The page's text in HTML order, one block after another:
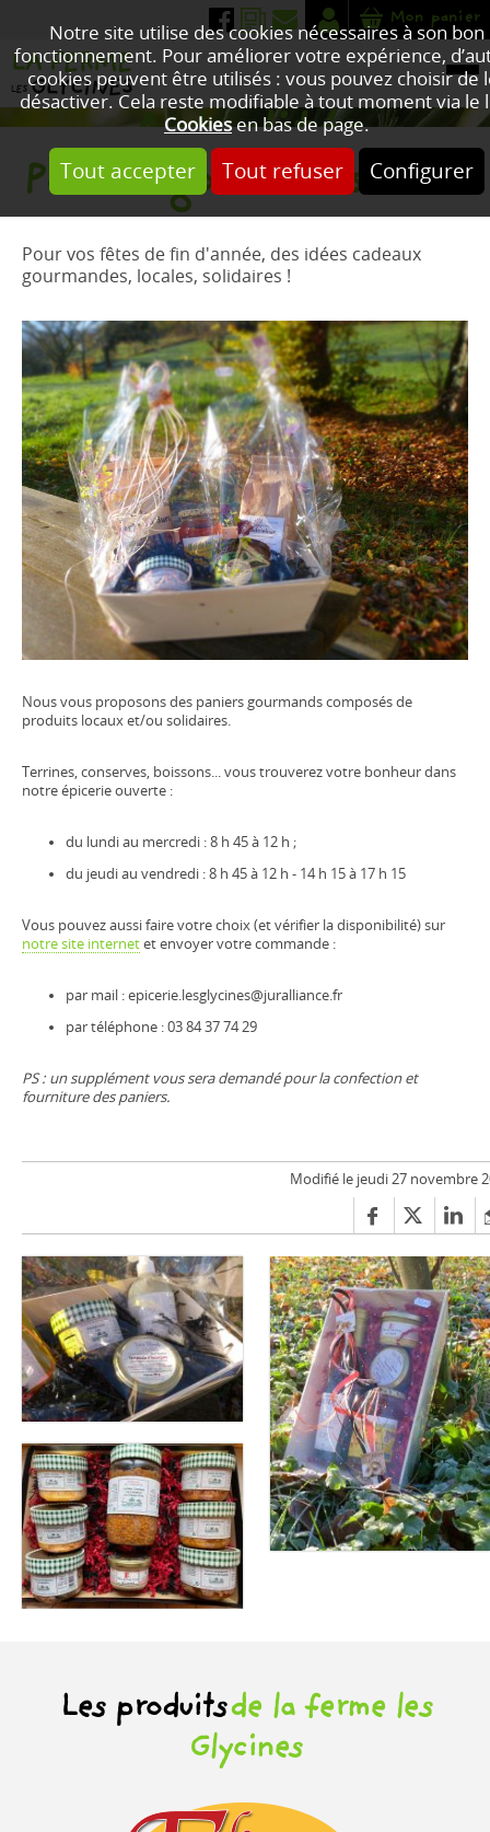
Notre site utilise des cookies nécessaires à son bon
fonctionnement. Pour améliorer votre expérience,
cookies peuvent être utilisés : vous pouvez choisir de
désactiver. Cela reste modifiable à tout moment via le
Cookiesen bas de page.
Tout accepter Tout refuser Configurer
Mon panier
Actualités
Paniers gourmands
Pour vos fêtes de fin d'année, des idées cadeaux
gourmandes, locales, solidaires !
Nous vous proposons des paniers gourmands composés de
produits locaux et/ou solidaires.
Terrines, conserves, boissons... vous trouverez votre bonheur dans
notre épicerie ouverte :
du lundi au mercredi : 8 h 45 à 12 h ;
du jeudi au vendredi : 8 h 45 à 12 h - 14 h 15 à 17 h 15
Vous pouvez aussi faire votre choix (et vérifier la disponibilité) sur
notre site internet et envoyer votre commande :
par mail : epicerie.lesglycines@juralliance.fr
par téléphone : 03 84 37 74 29
PS : un supplément vous sera demandé pour la confection et
fourniture des paniers.
Modifié le jeudi 27 novembre
Les produitsde la ferme les
Glycines